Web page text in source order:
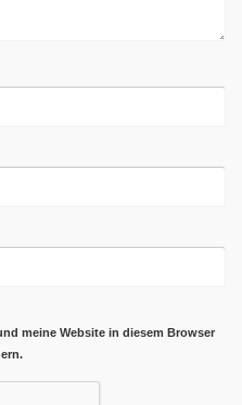
meine Website in diesem Browser